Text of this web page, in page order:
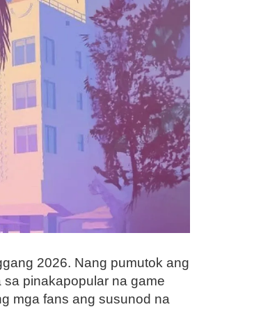
2026. Nang pumutok ang
sa pinakapopular na game
mga fans ang susunod na